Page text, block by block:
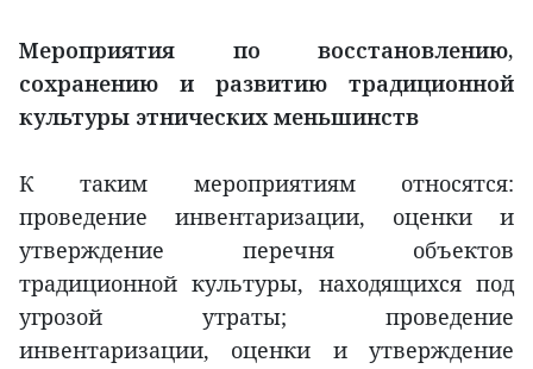
Мероприятия по восстановлению,
сохранению и развитию традиционной
культуры этнических меньшинств
К таким мероприятиям относятся:
проведение инвентаризации, оценки и
утверждение перечня объектов
традиционной культуры, находящихся под
угрозой утраты; проведение
инвентаризации, оценки и утверждение